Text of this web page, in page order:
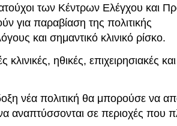
των Κέντρων Ελέγχου και
για παραβίαση της πολιτικής
και σημαντικό κλινικό ρίσκο.
ηθικές, επιχειρησιακές
νέα πολιτική θα μπορούσε να
αναπτύσσονται σε περιοχές που